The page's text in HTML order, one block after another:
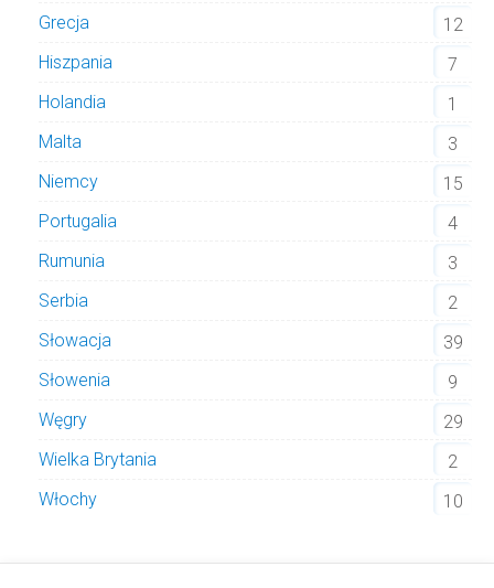
Grecja
12
Hiszpania
7
Holandia
1
Malta
3
Niemcy
15
Portugalia
4
Rumunia
3
Serbia
2
Słowacja
39
Słowenia
9
Węgry
29
Wielka Brytania
2
Włochy
10